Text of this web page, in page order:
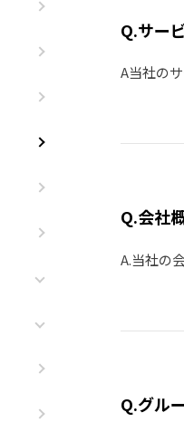
Q.サー
A当社の
Q.会社
A.当社の
Q.グル